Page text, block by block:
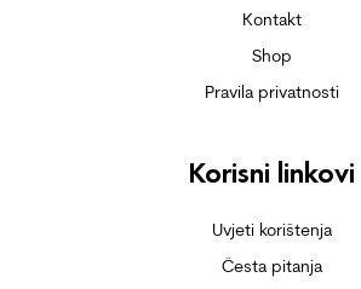
Kontakt
Shop
Pravila privatnosti
Korisni linkovi
Uvjeti korištenja
Česta pitanja